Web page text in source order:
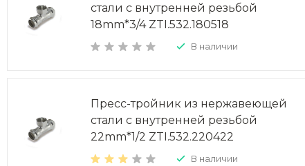
стали с внутренней резьбой
18mm*3/4 ZTI.532.180518
В наличии
Пресс-тройник из нержавеющей
стали с внутренней резьбой
22mm*1/2 ZTI.532.220422
В наличии